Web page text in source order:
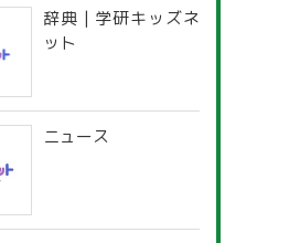
辞典 | 学研キッズネ
ット
ニュース